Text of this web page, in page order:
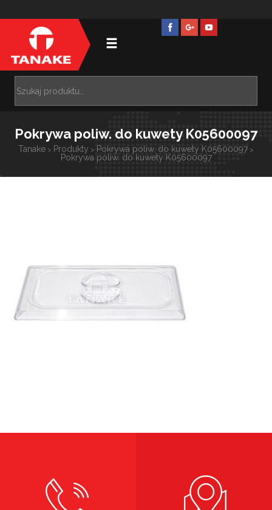
Pokrywa poliw. do kuwety K05600097
Tanake > Produkty > Pokrywa poliw. do kuwety K05600097 >
Pokrywa poliw. do kuwety K05600097